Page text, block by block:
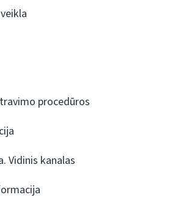
procedūros
Vidinis kanalas